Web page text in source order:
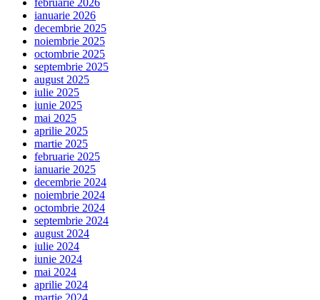
ianuarie 2026
decembrie 2025
noiembrie 2025
octombrie 2025
septembrie 2025
august 2025
iulie 2025
iunie 2025
mai 2025
aprilie 2025
martie 2025
februarie 2025
ianuarie 2025
decembrie 2024
noiembrie 2024
octombrie 2024
septembrie 2024
august 2024
iulie 2024
iunie 2024
mai 2024
aprilie 2024
martie 2024